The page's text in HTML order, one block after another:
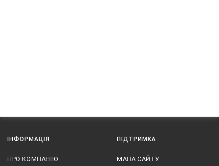
ІНФОРМАЦІЯ
ПРО КОМПАНІЮ
ПІДТРИМКА
МАПА САЙТУ